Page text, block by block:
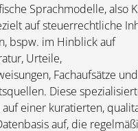
Sprachmodelle, also
auf steuerrechtliche
bspw. im Hinblick auf
Urteile,
Fachaufsätze
Diese
einer kuratierten,
auf, die